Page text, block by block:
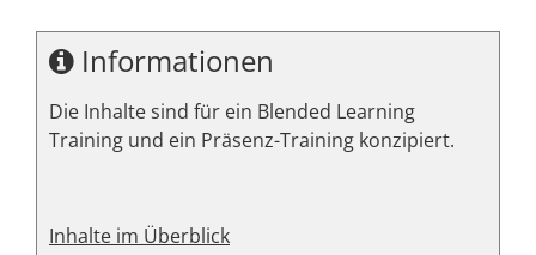
Informationen
Die Inhalte sind für ein Blended Learning
Training und ein Präsenz-Training konzipiert.
Inhalte im Überblick